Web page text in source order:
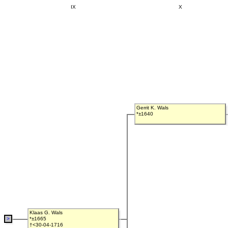
>
IX X
Gerrit K. Wals
*±1640
Klaas G. Wals
*±1665
†<30-04-1716